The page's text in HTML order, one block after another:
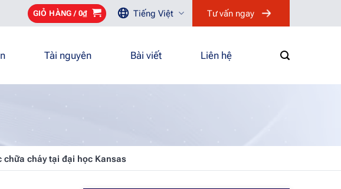
GIỎ HÀNG / 0₫ Tiếng Việt Tư vấn ngay
Tài nguyên Bài viết Liên hệ
cháy tại đại học Kansas